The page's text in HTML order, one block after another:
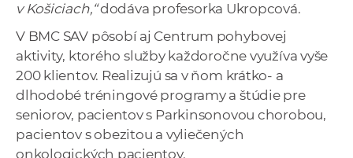
v Košiciach,“dodáva profesorka Ukropcová.
V BMC SAV pôsobí aj Centrum pohybovej
aktivity, ktorého služby každoročne využíva vyše
200 klientov. Realizujú sa v ňom krátko- a
dlhodobé tréningové programy a štúdie pre
seniorov, pacientov s Parkinsonovou chorobou,
pacientov s obezitou a vyliečených
onkologických pacientov.